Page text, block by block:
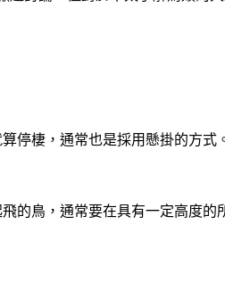
停棲，通常也是採用懸掛的方式
的鳥，通常要在具有一定高度的